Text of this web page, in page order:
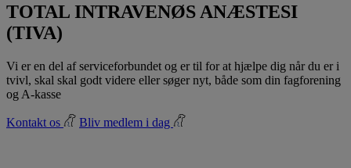
TOTAL INTRAVENØS ANÆSTESI
(TIVA)
Vi er en del af serviceforbundet og er til for at hjælpe dig når du er i
tvivl, skal skal godt videre eller søger nyt, både som din fagforening
og A-kasse
Kontakt os Bliv medlem i dag